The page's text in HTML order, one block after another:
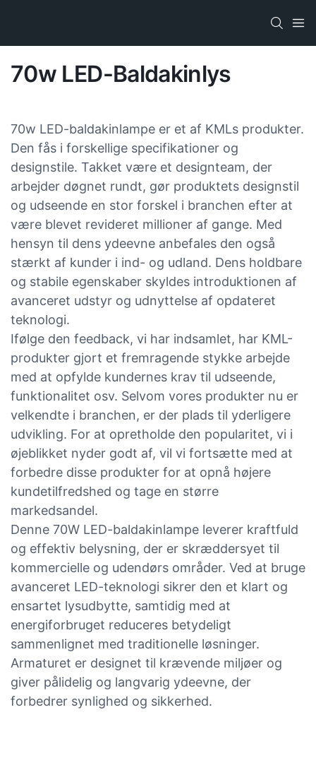
70w LED-Baldakinlys
70w LED-baldakinlampe er et af KMLs produkter.
Den fås i forskellige specifikationer og
designstile. Takket være et designteam, der
arbejder døgnet rundt, gør produktets designstil
og udseende en stor forskel i branchen efter at
være blevet revideret millioner af gange. Med
hensyn til dens ydeevne anbefales den også
stærkt af kunder i ind- og udland. Dens holdbare
og stabile egenskaber skyldes introduktionen af ​​
avanceret udstyr og udnyttelse af opdateret
teknologi.
Ifølge den feedback, vi har indsamlet, har KML-
produkter gjort et fremragende stykke arbejde
med at opfylde kundernes krav til udseende,
funktionalitet osv. Selvom vores produkter nu er
velkendte i branchen, er der plads til yderligere
udvikling. For at opretholde den popularitet, vi i
øjeblikket nyder godt af, vil vi fortsætte med at
forbedre disse produkter for at opnå højere
kundetilfredshed og tage en større
markedsandel.
Denne 70W LED-baldakinlampe leverer kraftfuld
og effektiv belysning, der er skræddersyet til
kommercielle og udendørs områder. Ved at bruge
avanceret LED-teknologi sikrer den et klart og
ensartet lysudbytte, samtidig med at
energiforbruget reduceres betydeligt
sammenlignet med traditionelle løsninger.
Armaturet er designet til krævende miljøer og
giver pålidelig og langvarig ydeevne, der
forbedrer synlighed og sikkerhed.